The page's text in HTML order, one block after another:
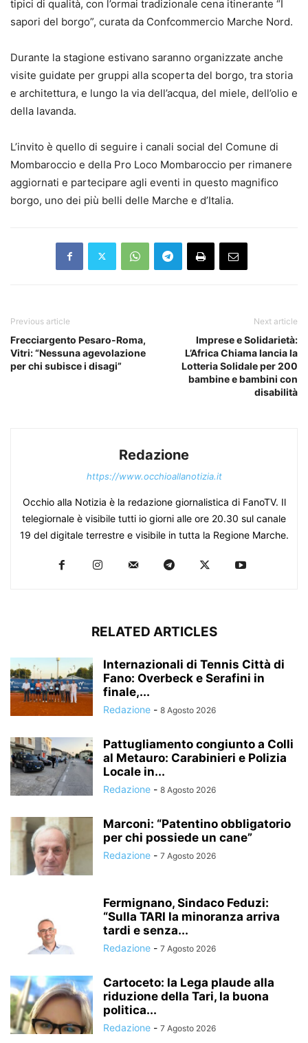
tipici di qualità, con l’ormai tradizionale cena itinerante “I
sapori del borgo”, curata da Confcommercio Marche Nord.
Durante la stagione estivano saranno organizzate anche
visite guidate per gruppi alla scoperta del borgo, tra storia
e architettura, e lungo la via dell’acqua, del miele, dell’olio e
della lavanda.
L’invito è quello di seguire i canali social del Comune di
Mombaroccio e della Pro Loco Mombaroccio per rimanere
aggiornati e partecipare agli eventi in questo magnifico
borgo, uno dei più belli delle Marche e d’Italia.
Previous article
Frecciargento Pesaro-Roma,
Vitri: “Nessuna agevolazione
per chi subisce i disagi”
Next article
Imprese e Solidarietà:
L’Africa Chiama lancia la
Lotteria Solidale per 200
bambine e bambini con
disabilità
Redazione
https://www.occhioallanotizia.it
Occhio alla Notizia è la redazione giornalistica di FanoTV. Il
telegiornale è visibile tutti io giorni alle ore 20.30 sul canale
19 del digitale terrestre e visibile in tutta la Regione Marche.
RELATED ARTICLES
Internazionali di Tennis Città di
Fano: Overbeck e Serafini in
finale,...
Redazione - 8 Agosto 2026
Pattugliamento congiunto a Colli
al Metauro: Carabinieri e Polizia
Locale in...
Redazione - 8 Agosto 2026
Marconi: “Patentino obbligatorio
per chi possiede un cane”
Redazione - 7 Agosto 2026
Fermignano, Sindaco Feduzi:
“Sulla TARI la minoranza arriva
tardi e senza...
Redazione - 7 Agosto 2026
Cartoceto: la Lega plaude alla
riduzione della Tari, la buona
politica...
Redazione - 7 Agosto 2026